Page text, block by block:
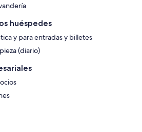
huéspedes
y para entradas y billetes
(diario)